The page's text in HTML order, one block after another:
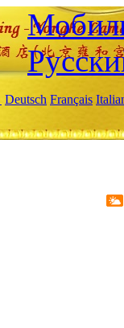
Deutsch Français